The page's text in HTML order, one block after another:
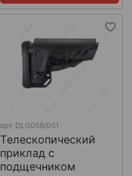
арт. DLG056/051
Телескопический
приклад с
подщечником